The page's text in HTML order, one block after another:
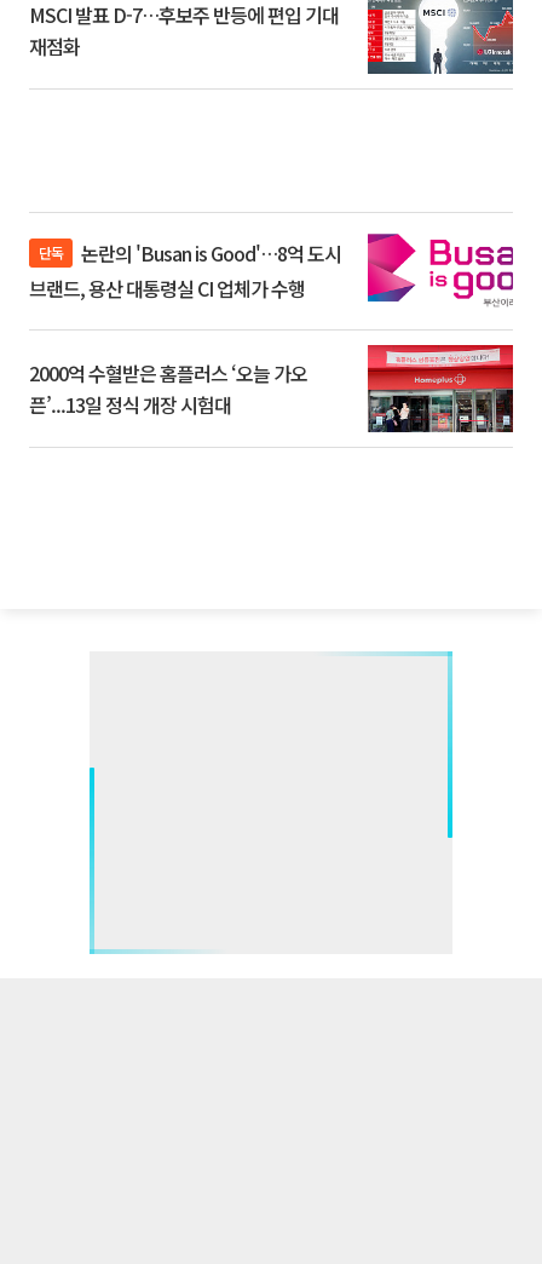
MSCI 발표 D-7…후보주 반등에 편입 기대
재점화
단독
브랜드, 용산 대통령실 CI 업체가 수행
2000억 수혈받은 홈플러스 ‘오늘 가오
픈’...13일 정식 개장 시험대